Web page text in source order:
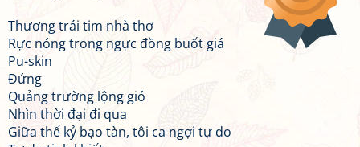
Thương trái tim nhà thơ
Rực nóng trong ngực đồng buốt giá
Pu-skin
Đứng
Quảng trường lộng gió
Nhìn thời đại đi qua
Giữa thế kỷ bạo tàn, tôi ca ngợi tự do